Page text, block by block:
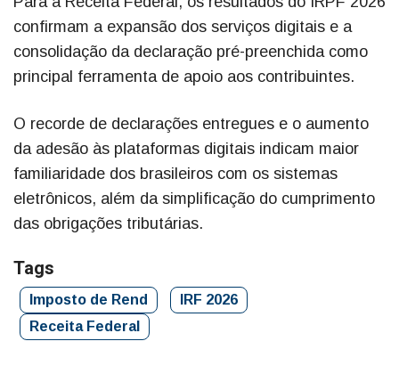
confirmam a expansão dos serviços digitais e a
consolidação da declaração pré-preenchida como
principal ferramenta de apoio aos contribuintes.
O recorde de declarações entregues e o aumento
da adesão às plataformas digitais indicam maior
familiaridade dos brasileiros com os sistemas
eletrônicos, além da simplificação do cumprimento
das obrigações tributárias.
Tags
Imposto de Rend
IRF 2026
Receita Federal